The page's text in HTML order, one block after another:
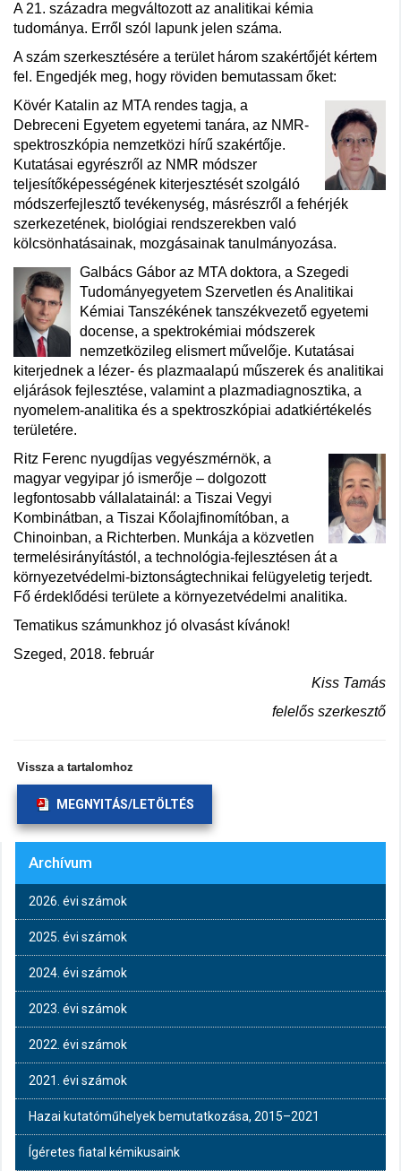
A 21. századra megváltozott az analitikai kémia
tudománya. Erről szól lapunk jelen száma.
A szám szerkesztésére a terület három szakértőjét kértem
fel. Engedjék meg, hogy röviden bemutassam őket:
Kövér Katalin az MTA rendes tagja, a
Debreceni Egyetem egyetemi tanára, az NMR-
spektroszkópia nemzetközi hírű szakértője.
Kutatásai egyrészről az NMR módszer
teljesítőképességének kiterjesztését szolgáló
módszerfejlesztő tevékenység, másrészről a fehérjék
szerkezetének, biológiai rendszerekben való
kölcsönhatásainak, mozgásainak tanulmányozása.
Galbács Gábor az MTA doktora, a Szegedi
Tudományegyetem Szervetlen és Analitikai
Kémiai Tanszékének tanszékvezető egyetemi
docense, a spektrokémiai módszerek
nemzetközileg elismert művelője. Kutatásai
kiterjednek a lézer- és plazmaalapú műszerek és analitikai
eljárások fejlesztése, valamint a plazmadiagnosztika, a
nyomelem-analitika és a spektroszkópiai adatkiértékelés
területére.
Ritz Ferenc nyugdíjas vegyészmérnök, a
magyar vegyipar jó ismerője – dolgozott
legfontosabb vállalatainál: a Tiszai Vegyi
Kombinátban, a Tiszai Kőolajfinomítóban, a
Chinoinban, a Richterben. Munkája a közvetlen
termelésirányítástól, a technológia-fejlesztésen át a
környezetvédelmi-biztonságtechnikai felügyeletig terjedt.
Fő érdeklődési területe a környezetvédelmi analitika.
Tematikus számunkhoz jó olvasást kívánok!
Szeged, 2018. február
Kiss Tamás
felelős szerkesztő
Vissza a tartalomhoz
MEGNYITÁS/LETÖLTÉS
Archívum
2026. évi számok
2025. évi számok
2024. évi számok
2023. évi számok
2022. évi számok
2021. évi számok
Hazai kutatóműhelyek bemutatkozása, 2015–2021
Ígéretes fiatal kémikusaink